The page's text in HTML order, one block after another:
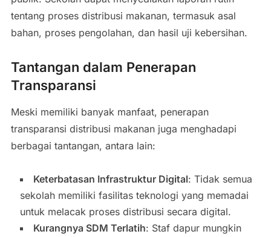
tentang proses distribusi makanan, termasuk asal
bahan, proses pengolahan, dan hasil uji kebersihan.
Tantangan dalam Penerapan
Transparansi
Meski memiliki banyak manfaat, penerapan
transparansi distribusi makanan juga menghadapi
berbagai tantangan, antara lain:
Keterbatasan Infrastruktur Digital: Tidak semua
sekolah memiliki fasilitas teknologi yang memadai
untuk melacak proses distribusi secara digital.
Kurangnya SDM Terlatih: Staf dapur mungkin